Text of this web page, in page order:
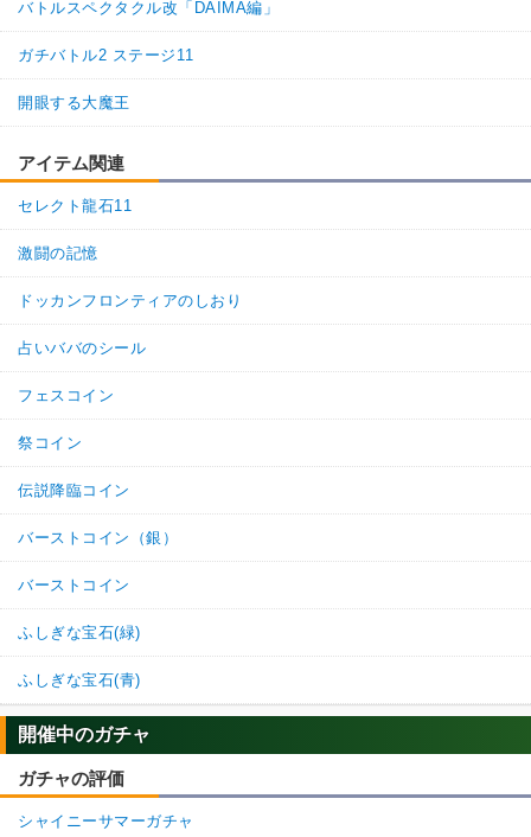
バトルスペクタクル改「DAIMA編」
ガチバトル2 ステージ11
開眼する大魔王
アイテム関連
セレクト龍石11
激闘の記憶
ドッカンフロンティアのしおり
占いババのシール
フェスコイン
祭コイン
伝説降臨コイン
バーストコイン（銀）
バーストコイン
ふしぎな宝石(緑)
ふしぎな宝石(青)
開催中のガチャ
ガチャの評価
シャイニーサマーガチャ